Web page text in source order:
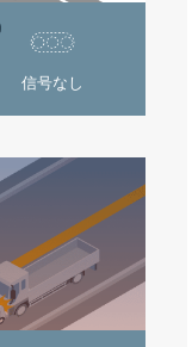
信号なし